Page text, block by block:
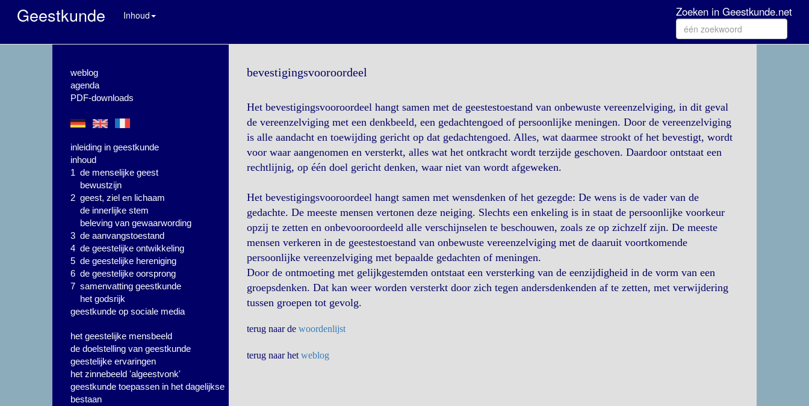
Geestkunde Inhoud Zoeken in Geestkunde.net
weblog
agenda
PDF-downloads
inleiding in geestkunde
inhoud
1 de menselijke geest
bewustzijn
2 geest, ziel en lichaam
de innerlijke stem
beleving van gewaarwording
3 de aanvangstoestand
4 de geestelijke ontwikkeling
5 de geestelijke hereniging
6 de geestelijke oorsprong
7 samenvatting geestkunde
het godsrijk
geestkunde op sociale media
het geestelijke mensbeeld
de doelstelling van geestkunde
geestelijke ervaringen
het zinnebeeld 'algeestvonk'
geestkunde toepassen in het dagelijkse
bestaan
bevestigingsvooroordeel
Het bevestigingsvooroordeel hangt samen met de geestestoestand van onbewuste vereenzelviging, in dit geval
de vereenzelviging met een denkbeeld, een gedachtengoed of persoonlijke meningen. Door de vereenzelviging
is alle aandacht en toewijding gericht op dat gedachtengoed. Alles, wat daarmee strookt of het bevestigt, wordt
voor waar aangenomen en versterkt, alles wat het ontkracht wordt terzijde geschoven. Daardoor ontstaat een
rechtlijnig, op één doel gericht denken, waar niet van wordt afgeweken.
Het bevestigingsvooroordeel hangt samen met wensdenken of het gezegde: De wens is de vader van de
gedachte. De meeste mensen vertonen deze neiging. Slechts een enkeling is in staat de persoonlijke voorkeur
opzij te zetten en onbevooroordeeld alle verschijnselen te beschouwen, zoals ze op zichzelf zijn. De meeste
mensen verkeren in de geestestoestand van onbewuste vereenzelviging met de daaruit voortkomende
persoonlijke vereenzelviging met bepaalde gedachten of meningen.
Door de ontmoeting met gelijkgestemden ontstaat een versterking van de eenzijdigheid in de vorm van een
groepsdenken. Dat kan weer worden versterkt door zich tegen andersdenkenden af te zetten, met verwijdering
tussen groepen tot gevolg.
terug naar de woordenlijst
terug naar het weblog